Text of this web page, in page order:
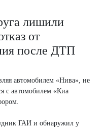
лишили
от
после ДТП
автомобилем «Нива», не
с автомобилем «Киа
ГАИ и обнаружил у